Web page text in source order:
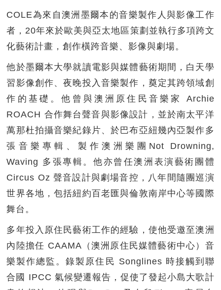
COLE為來自澳洲墨爾本的音樂製作人與影像工作
者，20年來於歐美與亞太地區策劃並執行多項跨文
化藝術計畫，創作橫跨音樂、影像與劇場。
他於墨爾本大學就讀電影與媒體藝術期間，白天學
習影像創作、夜晚投入音樂製作，奠定其跨領域創
作的基礎。他曾與澳洲原住民音樂家 Archie
ROACH 合作舞台聲音與影像設計，並於南太平洋
萬那杜拍攝音樂紀錄片、於巴布亞紐幾內亞製作多
張音樂專輯、製作澳洲樂團Not Drowning,
Waving 多張專輯。他亦曾任澳洲表演藝術團體
Circus Oz 聲音設計與劇場音控，八年間隨團巡演
世界各地，包括紐約百老匯與倫敦南岸中心等國際
舞台。
多年投入原住民藝術工作的經驗，使他受邀至澳洲
內陸擔任 CAAMA（澳洲原住民媒體藝術中心）音
樂製作總監。錄製原住民 Songlines 時接觸到聯
合國 IPCC 氣候變遷報告，促使了發起小島大歌計